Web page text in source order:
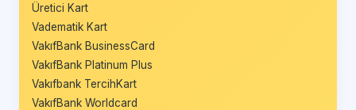
Üretici Kart
Vadematik Kart
VakıfBank BusinessCard
VakıfBank Platinum Plus
Vakıfbank TercihKart
VakıfBank Worldcard